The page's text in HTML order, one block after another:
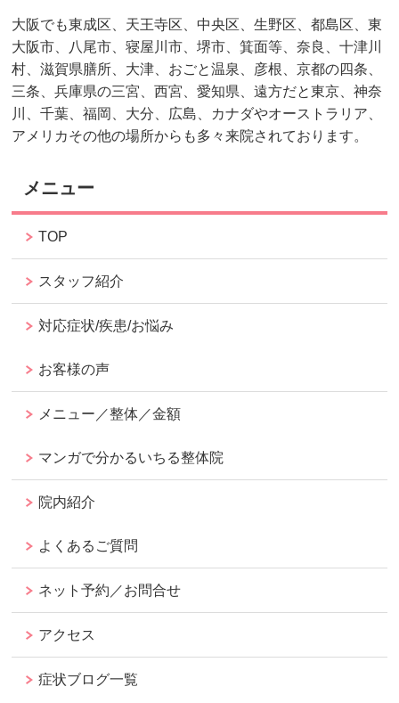
大阪でも東成区、天王寺区、中央区、生野区、都島区、東
大阪市、八尾市、寝屋川市、堺市、箕面等、奈良、十津川
村、滋賀県膳所、大津、おごと温泉、彦根、京都の四条、
三条、兵庫県の三宮、西宮、愛知県、遠方だと東京、神奈
川、千葉、福岡、大分、広島、カナダやオーストラリア、
アメリカその他の場所からも多々来院されております。
メニュー
TOP
スタッフ紹介
対応症状/疾患/お悩み
お客様の声
メニュー／整体／金額
マンガで分かるいちる整体院
院内紹介
よくあるご質問
ネット予約／お問合せ
アクセス
症状ブログ一覧